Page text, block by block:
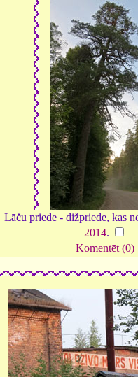
Lāču priede - dižpriede, kas
2014.
Komentēt (0)